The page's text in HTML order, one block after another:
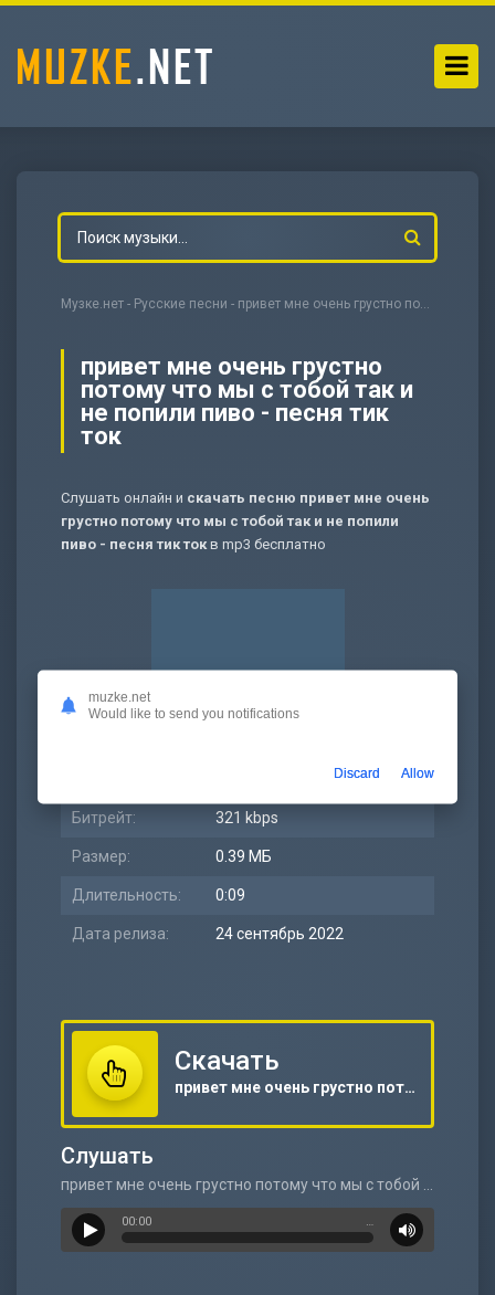
Музке.нет - Русские песни - привет мне очень грустно потому что мы с тобой так и не попили пиво - песня тик ток
привет мне очень грустно
потому что мы с тобой так и
не попили пиво - песня тик
ток
Слушать онлайн и скачать песню привет мне очень
грустно потому что мы с тобой так и не попили
пиво - песня тик токв mp3 бесплатно
Битрейт: 321 kbps
Размер: 0.39 МБ
Длительность: 0:09
Дата релиза: 24 сентябрь 2022
Скачать
привет мне очень грустно потому что мы с тобой так и не попили пиво - песня тик ток
Слушать
00:00 …
muzke.net
Would like to send you notifications
Discard Allow